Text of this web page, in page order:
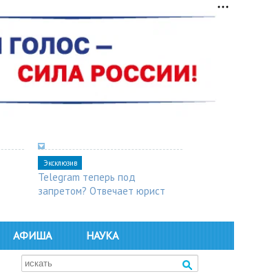
Эксклюзив
Telegram теперь под
запретом? Отвечает юрист
АФИША НАУКА